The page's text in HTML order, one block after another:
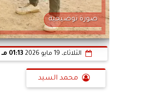
صورة توضيحية
الثلاثاء، 19 مايو 2026 01:13 مـ
محمد السيد